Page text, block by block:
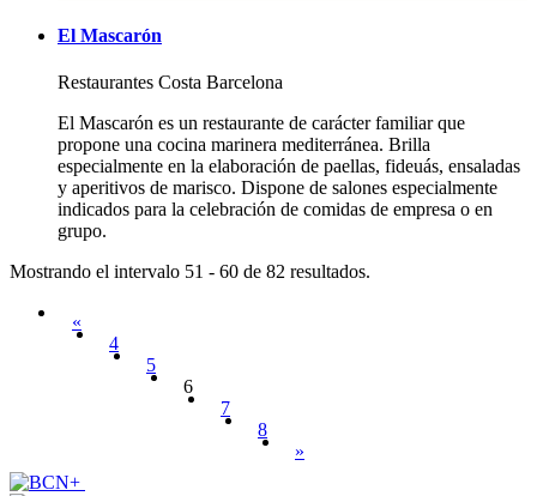
El Mascarón
Restaurantes Costa Barcelona
El Mascarón es un restaurante de carácter familiar que
propone una cocina marinera mediterránea. Brilla
especialmente en la elaboración de paellas, fideuás, ensaladas
y aperitivos de marisco. Dispone de salones especialmente
indicados para la celebración de comidas de empresa o en
grupo.
Mostrando el intervalo 51 - 60 de 82 resultados.
«
4
5
6
7
8
»